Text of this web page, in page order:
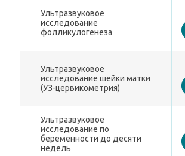
Ультразвуковое
исследование
фолликулогенеза
Ультразвуковое
исследование шейки матки
(УЗ-цервикометрия)
Ультразвуковое
исследование по
беременности до десяти
недель